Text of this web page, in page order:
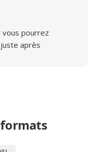
vous pourrez
après